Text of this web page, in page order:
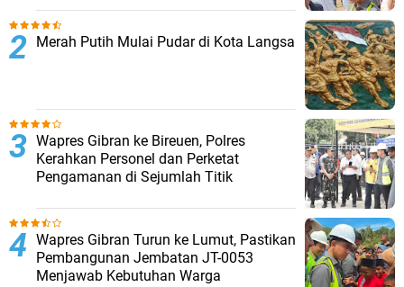
Merah Putih Mulai Pudar di Kota Langsa
Wapres Gibran ke Bireuen, Polres
Kerahkan Personel dan Perketat
Pengamanan di Sejumlah Titik
Wapres Gibran Turun ke Lumut, Pastikan
Pembangunan Jembatan JT-0053
Menjawab Kebutuhan Warga